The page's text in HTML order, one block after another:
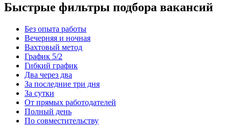
Быстрые фильтры подбора вакансий
Без опыта работы
Вечерняя и ночная
Вахтовый метод
График 5/2
Гибкий график
Два через два
За последние три дня
За сутки
От прямых работодателей
Полный день
По совместительству